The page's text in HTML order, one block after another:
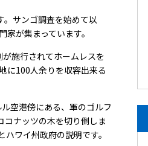
サンゴ調査を始めて以
が集まっています。
施行されてホームレスを
に100人余りを収容出来る
空港傍にある、軍のゴルフ
ナッツの木を切り倒しま
ワイ州政府の説明です。